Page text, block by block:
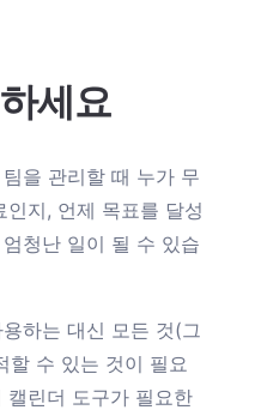
세요
을 관리할 때 누가 무
지, 언제 목표를 달성
청난 일이 될 수 있습
하는 대신 모든 것(그
할 수 있는 것이 필요
캘린더 도구가 필요한